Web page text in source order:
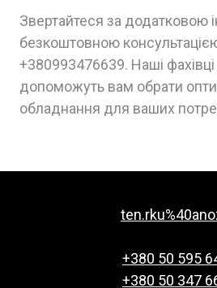
Звертайтеся за додатковою
безкоштовною
+380993476639. Наші
допоможуть вам обрати
обладнання для ваших
+380 50 595
+380 50 347